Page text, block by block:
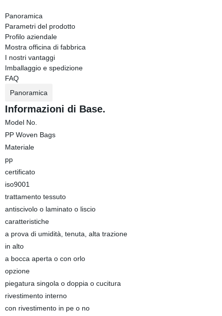
Panoramica
Parametri del prodotto
Profilo aziendale
Mostra officina di fabbrica
I nostri vantaggi
Imballaggio e spedizione
FAQ
Panoramica
Informazioni di Base.
Model No.
PP Woven Bags
Materiale
pp
certificato
iso9001
trattamento tessuto
antiscivolo o laminato o liscio
caratteristiche
a prova di umidità, tenuta, alta trazione
in alto
a bocca aperta o con orlo
opzione
piegatura singola o doppia o cucitura
rivestimento interno
con rivestimento in pe o no